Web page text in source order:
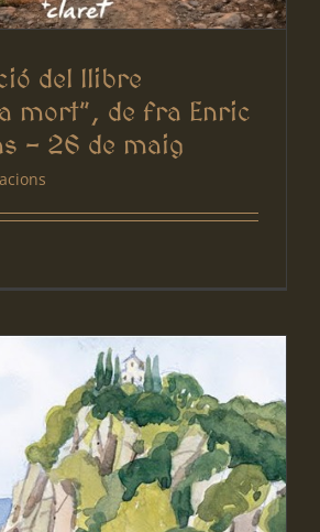
del llibre
mort”, de fra Enric
– 26 de maig